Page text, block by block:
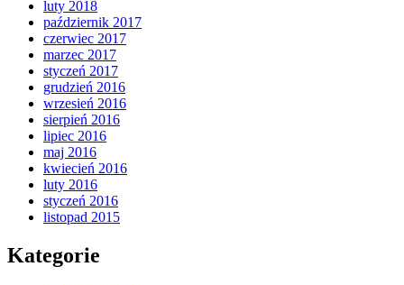
luty 2018
październik 2017
czerwiec 2017
marzec 2017
styczeń 2017
grudzień 2016
wrzesień 2016
sierpień 2016
lipiec 2016
maj 2016
kwiecień 2016
luty 2016
styczeń 2016
listopad 2015
Kategorie